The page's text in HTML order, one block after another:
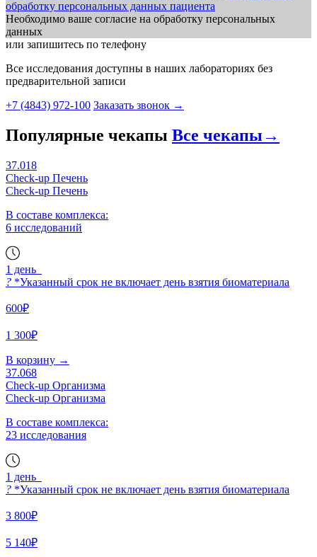
обработку персональных данных пациента
Необходимо ваше согласие на обработку персональных
данных
или запишитесь по телефону
Все исследования доступны в наших лабораториях без
предварительной записи
+7 (4843) 972-100 Заказать звонок →
Популярные чекапы Все чекапы→
37.018
Check-up Печень
Check-up Печень
В составе комплекса:
6 исследований
1 день
? *Указанный срок не включает день взятия биоматериала
600₽
1 300₽
В корзину →
37.068
Check-up Организма
Check-up Организма
В составе комплекса:
23 исследования
1 день
? *Указанный срок не включает день взятия биоматериала
3 800₽
5 140₽